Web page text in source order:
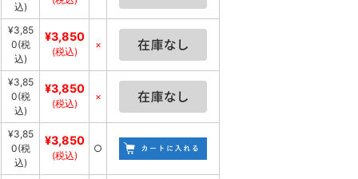
込)
¥3,85
0(税
込)
¥3,850
(税込)
×
¥3,85
0(税
込)
¥3,850
(税込)
×
¥3,85
0(税
込)
¥3,850
(税込)
○